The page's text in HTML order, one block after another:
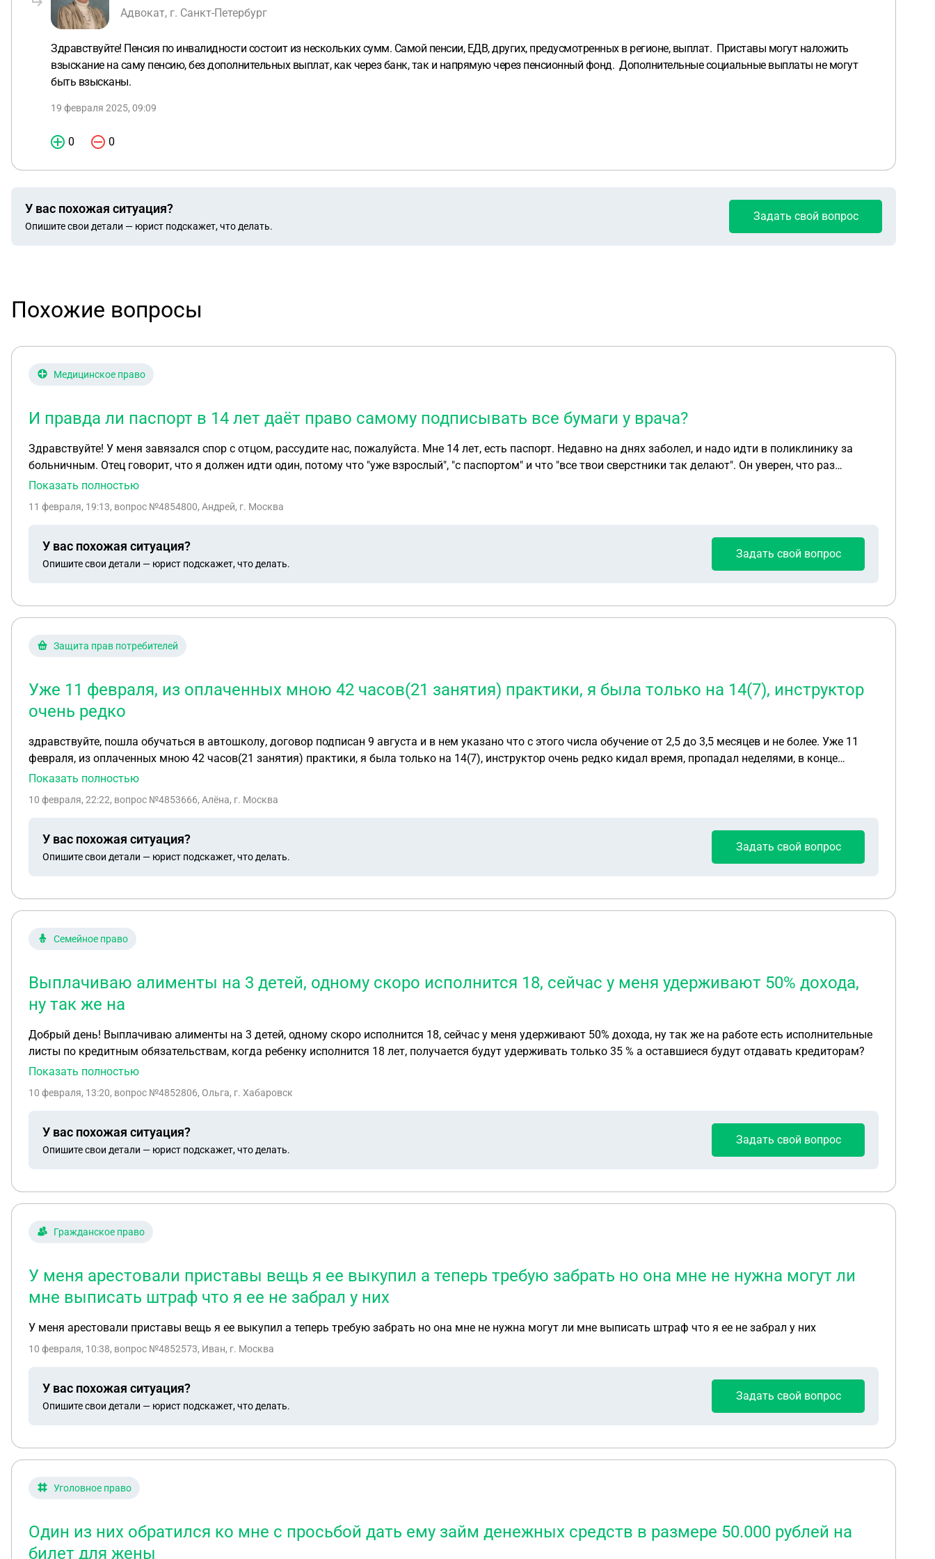
Адвокат, г. Санкт-Петербург
Здравствуйте! Пенсия по инвалидности состоит из нескольких сумм. Самой пенсии, ЕДВ, других, предусмотренных в регионе, выплат. Приставы могут наложить
взыскание на саму пенсию, без дополнительных выплат, как через банк, так и напрямую через пенсионный фонд. Дополнительные социальные выплаты не могут
быть взысканы.
19 февраля 2025, 09:09
0 0
У вас похожая ситуация?
Опишите свои детали — юрист подскажет, что делать.
Задать свой вопрос
Похожие вопросы
Медицинское право
И правда ли паспорт в 14 лет даёт право самому подписывать все бумаги у врача?
Здравствуйте! У меня завязался спор с отцом, рассудите нас, пожалуйста. Мне 14 лет, есть паспорт. Недавно на днях заболел, и надо идти в поликлинику за
больничным. Отец говорит, что я должен идти один, потому что "уже взрослый", "с паспортом" и что "все твои сверстники так делают". Он уверен, что раз
паспорт есть, то врачи обязаны меня принять. Но когда врач был у нас дома, он сказал, что в поликлинику я должен прийти только с родителями или хотя бы с
Показать полностью
11 февраля, 19:13, вопрос №4854800, Андрей, г. Москва
У вас похожая ситуация?
Опишите свои детали — юрист подскажет, что делать.
Задать свой вопрос
Защита прав потребителей
Уже 11 февраля, из оплаченных мною 42 часов(21 занятия) практики, я была только на 14(7), инструктор
очень редко
здравствуйте, пошла обучаться в автошколу, договор подписан 9 августа и в нем указано что с этого числа обучение от 2,5 до 3,5 месяцев и не более. Уже 11
февраля, из оплаченных мною 42 часов(21 занятия) практики, я была только на 14(7), инструктор очень редко кидал время, пропадал неделями, в конце
декабря пообещал что успеем к экзаменам в гибдд(13 января теория, 14 января практика), но за 2 недели прошло 2 занятия, была записана на 5, 3 отменял за
автошколу с желанием перейти в другую и узнать сколько средств мне вернут, начали спрашивать: а возьмет ли вас другая автошкола, если вы не закончили у
переводе. На следующий день пишут что сумма к возврату 8856 рублей, я заплатила за обучение 54900, попросила калькуляцию, так и не предоставляют, но
трудно поверить что 14 оставшихся часов практики+экзамен в гибдд по практике стоят 8856, а 7 откатанных мной практических занятий и теория стоят 46044
Показать полностью
10 февраля, 22:22, вопрос №4853666, Алёна, г. Москва
У вас похожая ситуация?
Опишите свои детали — юрист подскажет, что делать.
Задать свой вопрос
Семейное право
Выплачиваю алименты на 3 детей, одному скоро исполнится 18, сейчас у меня удерживают 50% дохода,
ну так же на
Добрый день! Выплачиваю алименты на 3 детей, одному скоро исполнится 18, сейчас у меня удерживают 50% дохода, ну так же на работе есть исполнительные
листы по кредитным обязательствам, когда ребенку исполнится 18 лет, получается будут удерживать только 35 % а оставшиеся будут отдавать кредиторам?
Показать полностью
10 февраля, 13:20, вопрос №4852806, Ольга, г. Хабаровск
У вас похожая ситуация?
Опишите свои детали — юрист подскажет, что делать.
Задать свой вопрос
Гражданское право
У меня арестовали приставы вещь я ее выкупил а теперь требую забрать но она мне не нужна могут ли
мне выписать штраф что я ее не забрал у них
У меня арестовали приставы вещь я ее выкупил а теперь требую забрать но она мне не нужна могут ли мне выписать штраф что я ее не забрал у них
10 февраля, 10:38, вопрос №4852573, Иван, г. Москва
У вас похожая ситуация?
Опишите свои детали — юрист подскажет, что делать.
Задать свой вопрос
Уголовное право
Один из них обратился ко мне с просьбой дать ему займ денежных средств в размере 50.000 рублей на
билет для жены